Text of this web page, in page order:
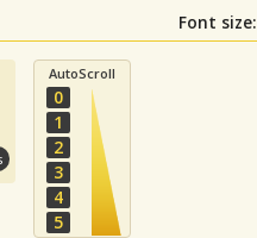
Font size:
AutoScroll
0
1
2
3
4
5